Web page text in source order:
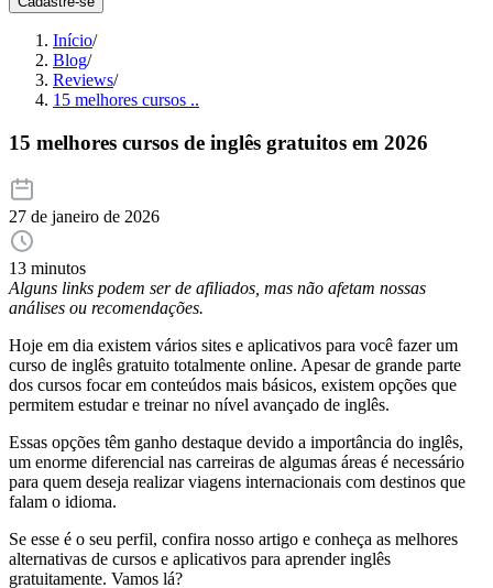
Início/
Blog/
Reviews/
15 melhores cursos ..
15 melhores cursos de inglês gratuitos em 2026
27 de janeiro de 2026
13 minutos
Alguns links podem ser de afiliados, mas não afetam nossas
análises ou recomendações.
Hoje em dia existem vários sites e aplicativos para você fazer um
curso de inglês gratuito totalmente online. Apesar de grande parte
dos cursos focar em conteúdos mais básicos, existem opções que
permitem estudar e treinar no nível avançado de inglês.
Essas opções têm ganho destaque devido a importância do inglês,
um enorme diferencial nas carreiras de algumas áreas é necessário
para quem deseja realizar viagens internacionais com destinos que
falam o idioma.
Se esse é o seu perfil, confira nosso artigo e conheça as melhores
alternativas de cursos e aplicativos para aprender inglês
gratuitamente. Vamos lá?